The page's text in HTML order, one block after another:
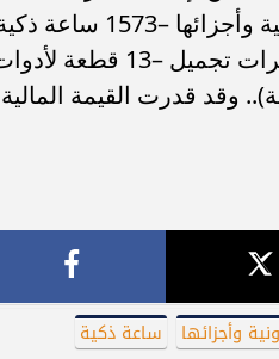
بالشرقية عُثر بداخلهم على (10894 قطعة "شيشة ، سجائر" إلكترونية
24971 علبة أدوية متنوعة –251 سماعة ذكية –29629 عبوة مستحضرات تجميل –13
طبية –5 هواتف محمولة –15 نظارة ذكية).. وقد قدرت القيمة المالية
وأجزائها
ساعة ذكية
سفينة تابعة لأدنوك بصاروخ
عبورها مضيق هرمز دون إصابات